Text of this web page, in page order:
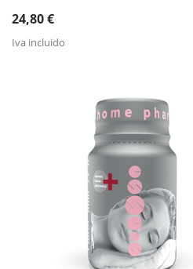
24,80€
Iva incluido